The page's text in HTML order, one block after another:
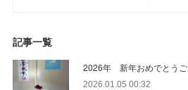
記事一覧
2026年 新年おめでとう
2026.01.05 00:32